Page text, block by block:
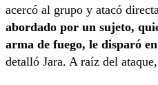
acercó al grupo y atacó
abordado por un sujeto,
arma de fuego, le disparó
detalló Jara. A raíz del